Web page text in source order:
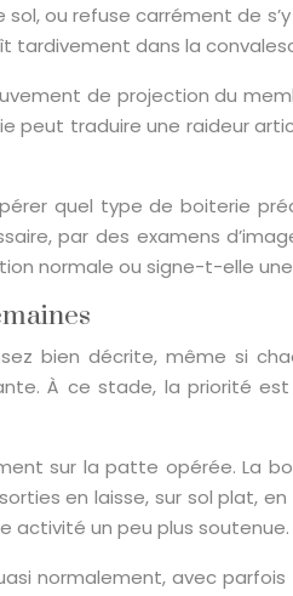
ou refuse carrément de
tardivement dans la
de projection du
peut traduire une raideur
quel type de boiterie
par des examens
normale ou signe-t-elle
bien décrite, même si
À ce stade, la priorité
sur la patte opérée. La
en laisse, sur sol plat,
activité un peu plus soutenue.
normalement, avec